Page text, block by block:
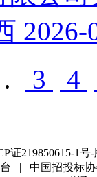
2026-
3 4
证219850615-1号
台 | 中国招投标